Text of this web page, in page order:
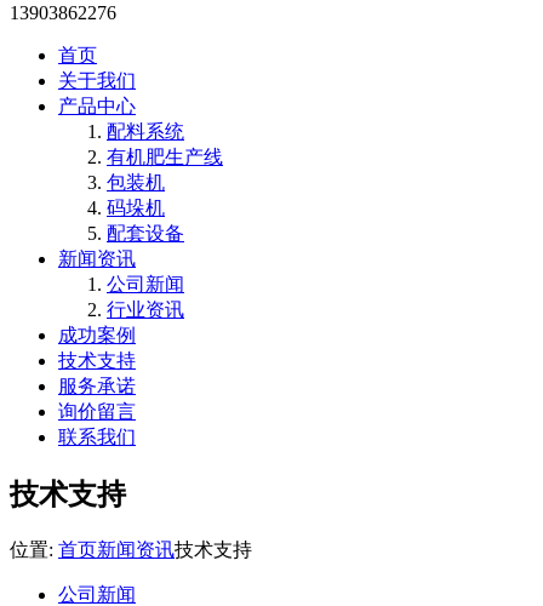
13903862276
首页
关于我们
产品中心
配料系统
有机肥生产线
包装机
码垛机
配套设备
新闻资讯
公司新闻
行业资讯
成功案例
技术支持
服务承诺
询价留言
联系我们
技术支持
位置: 首页新闻资讯技术支持
公司新闻